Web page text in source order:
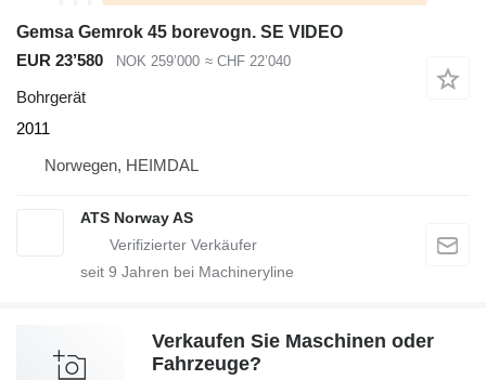
Gemsa Gemrok 45 borevogn. SE VIDEO
EUR 23’580
NOK 259’000 ≈ CHF 22’040
Bohrgerät
2011
Norwegen, HEIMDAL
ATS Norway AS
seit 9 Jahren bei Machineryline
Verkaufen Sie Maschinen oder
Fahrzeuge?